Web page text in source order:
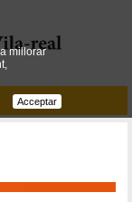
millorar
Acceptar